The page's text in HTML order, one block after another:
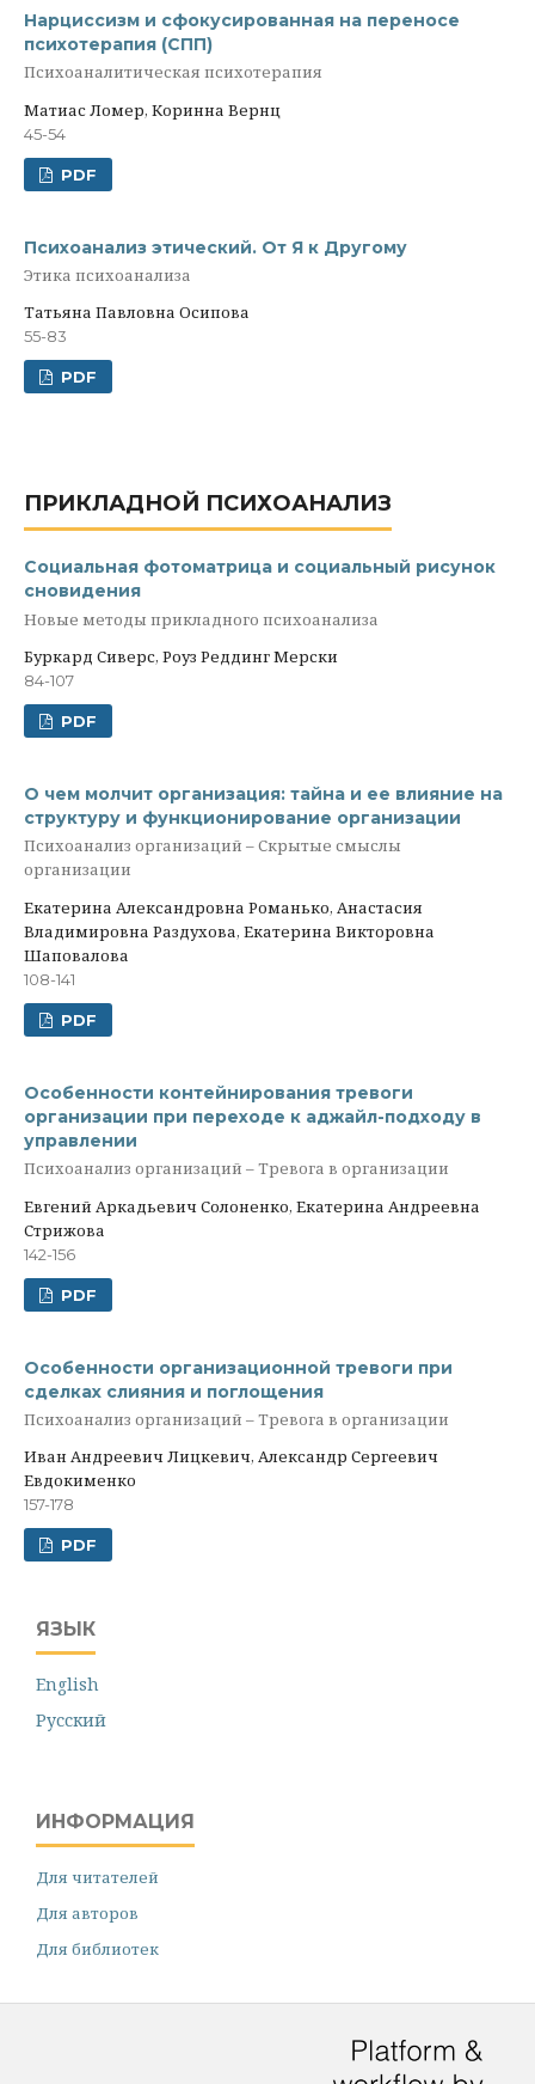
Нарциссизм и сфокусированная на переносе
психотерапия (СПП)
Психоаналитическая психотерапия
Матиас Ломер, Коринна Вернц
45-54
PDF
Психоанализ этический. От Я к Другому
Этика психоанализа
Татьяна Павловна Осипова
55-83
PDF
ПРИКЛАДНОЙ ПСИХОАНАЛИЗ
Социальная фотоматрица и социальный рисунок
сновидения
Новые методы прикладного психоанализа
Буркард Сиверс, Роуз Реддинг Мерски
84-107
PDF
О чем молчит организация: тайна и ее влияние на
структуру и функционирование организации
Психоанализ организаций – Скрытые смыслы
организации
Екатерина Александровна Романько, Анастасия
Владимировна Раздухова, Екатерина Викторовна
Шаповалова
108-141
PDF
Особенности контейнирования тревоги
организации при переходе к аджайл-подходу в
управлении
Психоанализ организаций – Тревога в организации
Евгений Аркадьевич Солоненко, Екатерина Андреевна
Стрижова
142-156
PDF
Особенности организационной тревоги при
сделках слияния и поглощения
Психоанализ организаций – Тревога в организации
Иван Андреевич Лицкевич, Александр Сергеевич
Евдокименко
157-178
PDF
ЯЗЫК
English
Русский
ИНФОРМАЦИЯ
Для читателей
Для авторов
Для библиотек